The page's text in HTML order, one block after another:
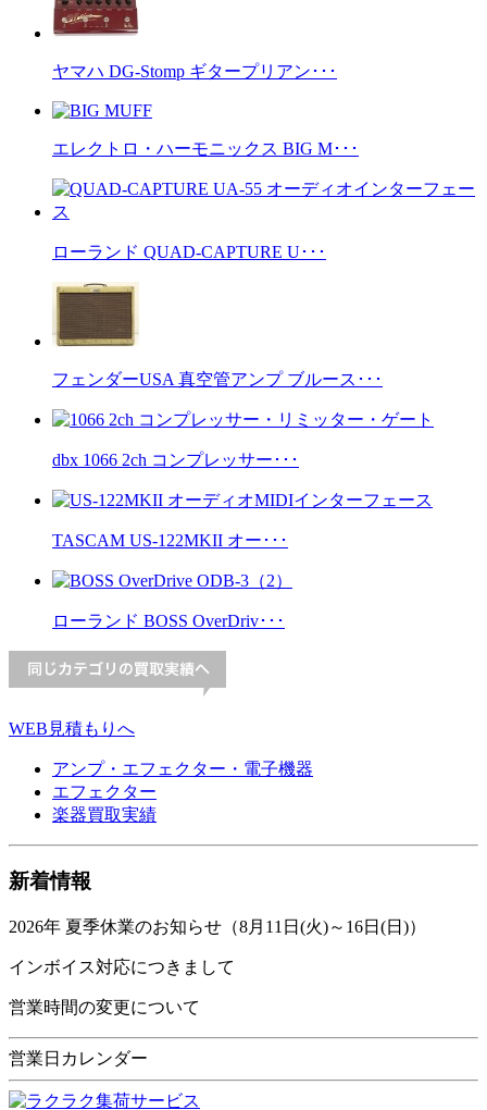
ヤマハ DG-Stomp ギタープリアン･･･
エレクトロ・ハーモニックス BIG M･･･
ローランド QUAD-CAPTURE U･･･
フェンダーUSA 真空管アンプ ブルース･･･
dbx 1066 2ch コンプレッサー･･･
TASCAM US-122MKII オー･･･
ローランド BOSS OverDriv･･･
WEB見積もりへ
アンプ・エフェクター・電子機器
エフェクター
楽器買取実績
新着情報
2026年 夏季休業のお知らせ（8月11日(火)～16日(日)）
インボイス対応につきまして
営業時間の変更について
営業日カレンダー